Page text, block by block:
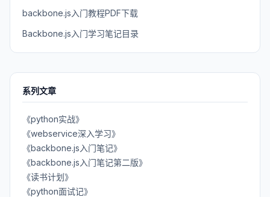
backbone.js入门教程PDF下载
Backbone.js入门学习笔记目录
系列文章
《python实战》
《webservice深入学习》
《backbone.js入门笔记》
《backbone.js入门笔记第二版》
《读书计划》
《python面试记》